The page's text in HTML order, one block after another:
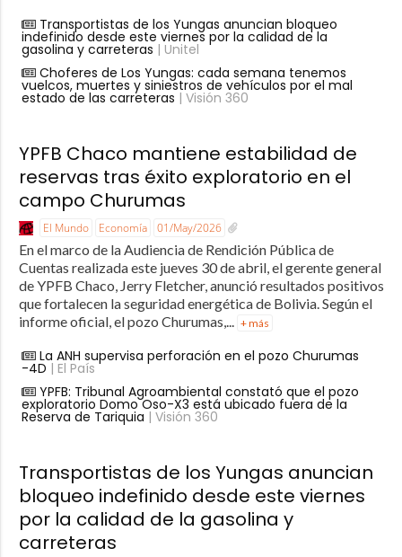
Transportistas de los Yungas anuncian bloqueo
indefinido desde este viernes por la calidad de la
gasolina y carreteras | Unitel
Choferes de Los Yungas: cada semana tenemos
vuelcos, muertes y siniestros de vehículos por el mal
estado de las carreteras | Visión 360
YPFB Chaco mantiene estabilidad de
reservas tras éxito exploratorio en el
campo Churumas
El Mundo Economía 01/May/2026
En el marco de la Audiencia de Rendición Pública de
Cuentas realizada este jueves 30 de abril, el gerente general
de YPFB Chaco, Jerry Fletcher, anunció resultados positivos
que fortalecen la seguridad energética de Bolivia. Según el
informe oficial, el pozo Churumas,... + más
La ANH supervisa perforación en el pozo Churumas
-4D | El País
YPFB: Tribunal Agroambiental constató que el pozo
exploratorio Domo Oso-X3 está ubicado fuera de la
Reserva de Tariquia | Visión 360
Transportistas de los Yungas anuncian
bloqueo indefinido desde este viernes
por la calidad de la gasolina y
carreteras